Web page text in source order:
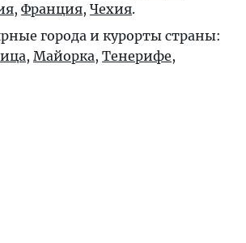
, Франция, Чехия.
города и курорты страны:
, Майорка, Тенерифе,